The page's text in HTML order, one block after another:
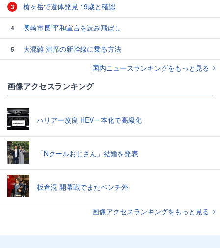
3 槍ヶ岳で遺体発見 19歳と確認
4 長崎市長 平和宣言を読み飛ばし
5
大混雑 満席の新幹線に乗る方法
国内ニュースランキングをもっと見る
画像アクセスランキング
ハリアー改良 HEV一本化で高級化
「Nクールおじさん」結婚を発表
板倉滉 開幕戦でまたベンチ外
画像アクセスランキングをもっと見る